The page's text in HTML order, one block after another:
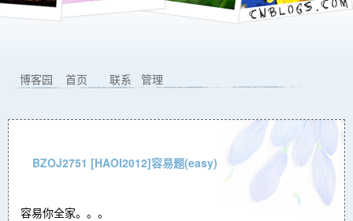
博客园 首页 联系 管理
BZOJ2751 [HAOI2012]容易题(easy)
容易你全家。。。